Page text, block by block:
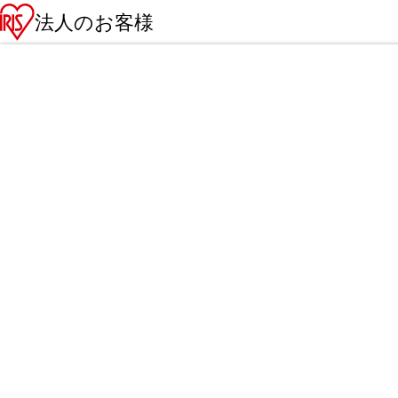
法人のお客様